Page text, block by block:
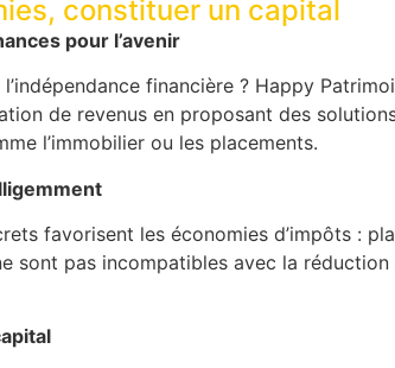
constituer un capital
pour l’avenir
financière ? Happy
de revenus en proposant des
l’immobilier ou les placements.
favorisent les économies d’impôts :
sont pas incompatibles avec la réduction